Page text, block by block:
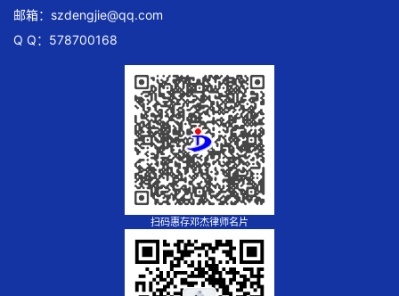
邮箱： szdengjie@qq.com
Q Q：578700168
扫码惠存邓杰律师名片